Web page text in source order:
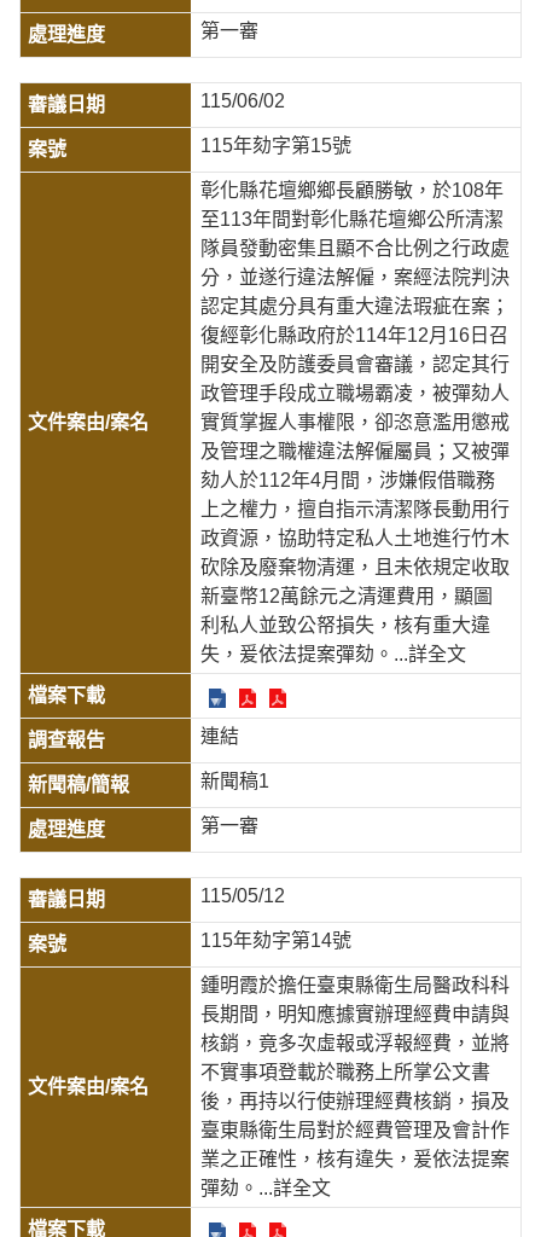
第一審
115/06/02
115年劾字第15號
彰化縣花壇鄉鄉長顧勝敏，於108年
至113年間對彰化縣花壇鄉公所清潔
隊員發動密集且顯不合比例之行政處
分，並遂行違法解僱，案經法院判決
認定其處分具有重大違法瑕疵在案；
復經彰化縣政府於114年12月16日召
開安全及防護委員會審議，認定其行
政管理手段成立職場霸凌，被彈劾人
實質掌握人事權限，卻恣意濫用懲戒
及管理之職權違法解僱屬員；又被彈
劾人於112年4月間，涉嫌假借職務
上之權力，擅自指示清潔隊長動用行
政資源，協助特定私人土地進行竹木
砍除及廢棄物清運，且未依規定收取
新臺幣12萬餘元之清運費用，顯圖
利私人並致公帑損失，核有重大違
失，爰依法提案彈劾。 ...詳全文
連結
新聞稿1
第一審
115/05/12
115年劾字第14號
鍾明霞於擔任臺東縣衛生局醫政科科
長期間，明知應據實辦理經費申請與
核銷，竟多次虛報或浮報經費，並將
不實事項登載於職務上所掌公文書
後，再持以行使辦理經費核銷，損及
臺東縣衛生局對於經費管理及會計作
業之正確性，核有違失，爰依法提案
彈劾。 ...詳全文